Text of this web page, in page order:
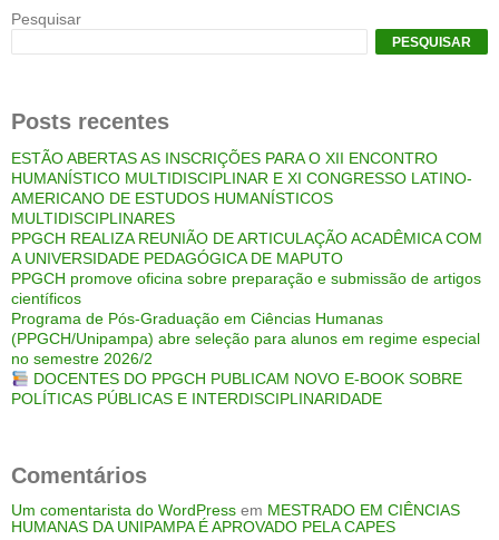
Pesquisar
PESQUISAR
Posts recentes
ESTÃO ABERTAS AS INSCRIÇÕES PARA O XII ENCONTRO
HUMANÍSTICO MULTIDISCIPLINAR E XI CONGRESSO LATINO-
AMERICANO DE ESTUDOS HUMANÍSTICOS
MULTIDISCIPLINARES
PPGCH REALIZA REUNIÃO DE ARTICULAÇÃO ACADÊMICA COM
A UNIVERSIDADE PEDAGÓGICA DE MAPUTO
PPGCH promove oficina sobre preparação e submissão de artigos
científicos
Programa de Pós-Graduação em Ciências Humanas
(PPGCH/Unipampa) abre seleção para alunos em regime especial
no semestre 2026/2
DOCENTES DO PPGCH PUBLICAM NOVO E-BOOK SOBRE
POLÍTICAS PÚBLICAS E INTERDISCIPLINARIDADE
Comentários
Um comentarista do WordPress em MESTRADO EM CIÊNCIAS
HUMANAS DA UNIPAMPA É APROVADO PELA CAPES